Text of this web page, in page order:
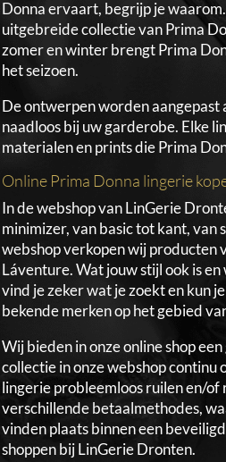
Donna ervaart, begrijp je
uitgebreide collectie van Prima
zomer en winter brengt Prima
het seizoen.
De ontwerpen worden aangepast
naadloos bij uw garderobe. Elke
materialen en prints die Prima
Online Prima Donna lingerie
In de webshop van LinGerie
minimizer, van basic tot kant, van
webshop verkopen wij producten
Láventure. Wat jouw stijl ook is
vind je zeker wat je zoekt en kun
bekende merken op het gebied
Wij bieden in onze online shop
collectie in onze webshop continu
lingerie probleemloos ruilen en/of
verschillende betaalmethodes,
vinden plaats binnen een
shoppen bij LinGerie Dronten.